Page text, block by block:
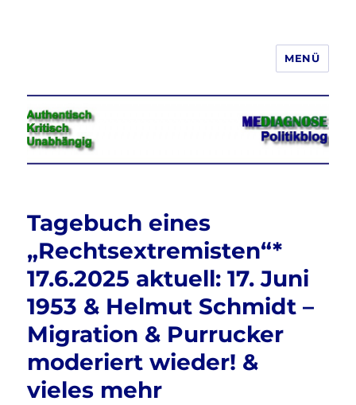
Jeder hat das Recht, seine
Meinung in Wort, Schrift und Bild
frei zu äußern und zu verbreiten
MENÜ
Tagebuch eines
„Rechtsextremisten“*
17.6.2025 aktuell: 17. Juni
1953 & Helmut Schmidt –
Migration & Purrucker
moderiert wieder! &
vieles mehr